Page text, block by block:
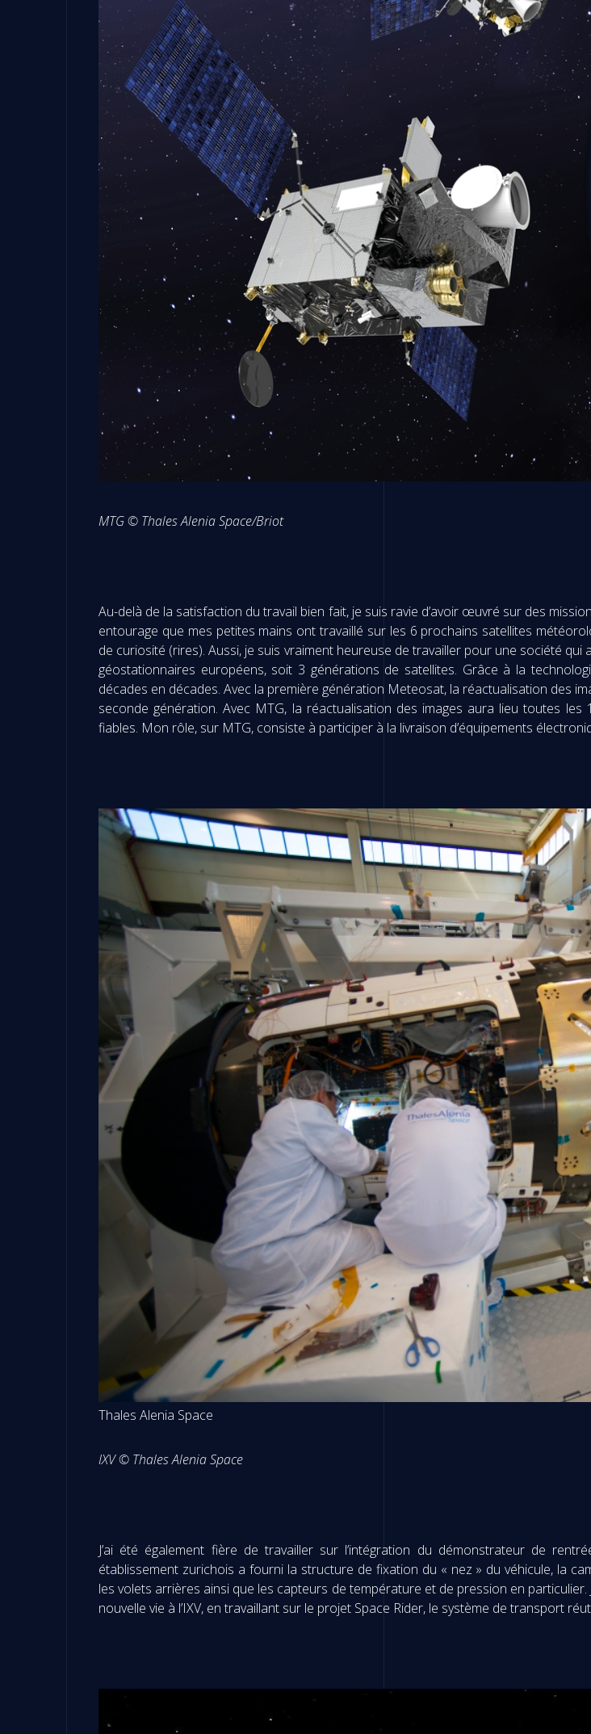
MTG © Thales Alenia Space/Briot
Au-delà de la satisfaction du travail bien fait, je suis ravie d’avoir œuvré sur des
entourage que mes petites mains ont travaillé sur les 6 prochains satellites
de curiosité (rires). Aussi, je suis vraiment heureuse de travailler pour une société
géostationnaires européens, soit 3 générations de satellites. Grâce à la
décades en décades. Avec la première génération Meteosat, la réactualisation des
seconde génération. Avec MTG, la réactualisation des images aura lieu toutes
fiables. Mon rôle, sur MTG, consiste à participer à la livraison d’équipements
Thales Alenia Space
IXV © Thales Alenia Space
J’ai été également fière de travailler sur l’intégration du démonstrateur de
établissement zurichois a fourni la structure de fixation du « nez » du véhicule, la
les volets arrières ainsi que les capteurs de température et de pression en
nouvelle vie à l’IXV, en travaillant sur le projet Space Rider, le système de transport